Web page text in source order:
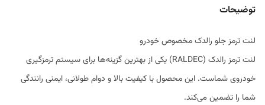
نوع سیستم ترمز
تولید کننده
شرکت پارسیان قطعه سپهر تولید کننده انواع لنت
خودرو های سواری و سنگین
استاندارد دارای استاندارد ملی ایران
توضیحات
لنت ترمز جلو رالدک مخصوص خودرو
لنت ترمز رالدک (RALDEC) یکی از بهترین گزینه‌ها برای سیستم ترمزگیری
خودروی شماست. این محصول با کیفیت بالا و دوام طولانی، ایمنی رانندگی
شما را تضمین می‌کند.